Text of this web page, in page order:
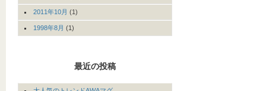
2011年10月 (1)
1998年8月 (1)
最近の投稿